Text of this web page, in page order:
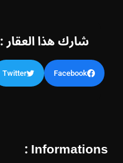
شارك هذا العقار :
Facebook
Twitter
Informations :